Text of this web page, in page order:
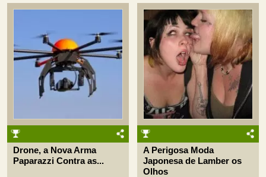
Drone, a Nova Arma
Paparazzi Contra as...
A Perigosa Moda
Japonesa de Lamber os
Olhos